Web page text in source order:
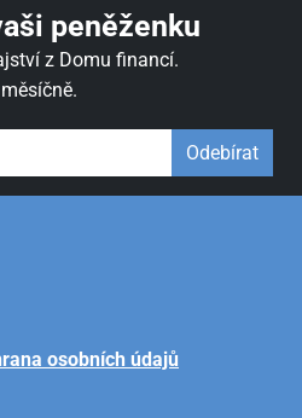
peněženku
z Domu financí.
Odebírat
osobních údajů